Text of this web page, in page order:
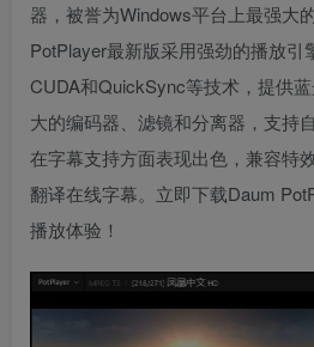
器，被誉为Windows平台上最强大
PotPlayer最新版采用强劲的播放引
CUDA和QuickSync等技术，提供
大的编码器、滤镜和分离器，支持
在字幕支持方面表现出色，兼容特
翻译在线字幕。立即下载Daum
播放体验！